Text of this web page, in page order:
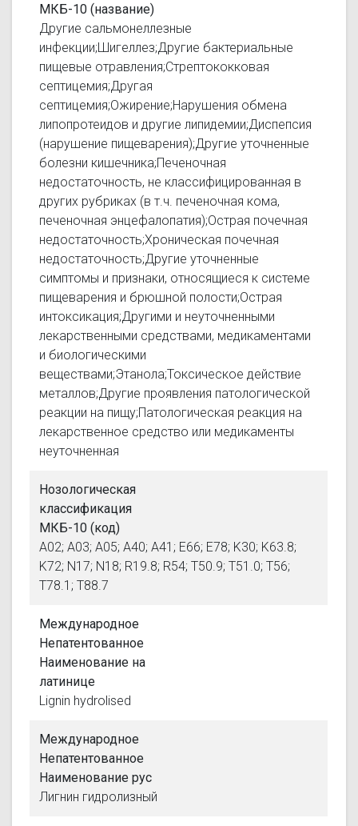
МКБ-10 (название)
Другие сальмонеллезные
инфекции;Шигеллез;Другие бактериальные
пищевые отравления;Стрептококковая
септицемия;Другая
септицемия;Ожирение;Нарушения обмена
липопротеидов и другие липидемии;Диспепсия
(нарушение пищеварения);Другие уточненные
болезни кишечника;Печеночная
недостаточность, не классифицированная в
других рубриках (в т.ч. печеночная кома,
печеночная энцефалопатия);Острая почечная
недостаточность;Хроническая почечная
недостаточность;Другие уточненные
симптомы и признаки, относящиеся к системе
пищеварения и брюшной полости;Острая
интоксикация;Другими и неуточненными
лекарственными средствами, медикаментами
и биологическими
веществами;Этанола;Токсическое действие
металлов;Другие проявления патологической
реакции на пищу;Патологическая реакция на
лекарственное средство или медикаменты
неуточненная
Нозологическая
классификация
МКБ-10 (код)
A02; A03; A05; A40; A41; E66; E78; K30; K63.8;
K72; N17; N18; R19.8; R54; T50.9; T51.0; T56;
T78.1; T88.7
Международное
Непатентованное
Наименование на
латинице
Lignin hydrolised
Международное
Непатентованное
Наименование рус
Лигнин гидролизный